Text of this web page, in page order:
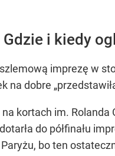
i kiedy
imprezę w
na dobre
kortach im.
do półfinału
bo ten